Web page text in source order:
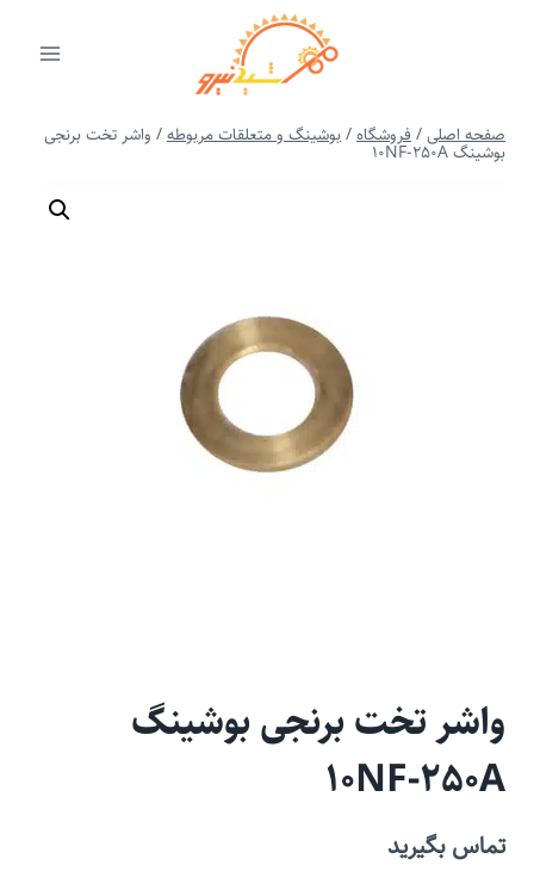
صفحه اصلی/فروشگاه/بوشینگ و متعلقات مربوطه/ واشر تخت برنجی
بوشینگ 10NF-250A
واشر تخت برنجی بوشینگ
10NF-250A
تماس بگیرید